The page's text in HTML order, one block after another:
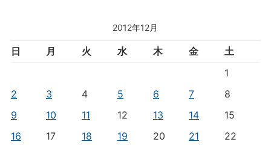
2012年12月
日 月 火 水 木 金
土
1
2
3 4 5 6 7
8
9
10 11 12 13 14
15
16
17 18 19 20 21
22